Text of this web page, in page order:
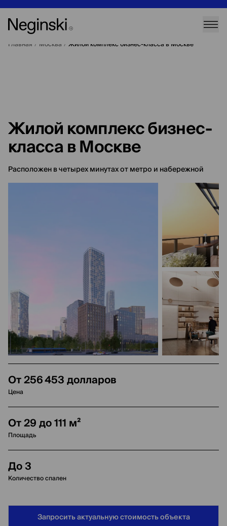
Главная / Москва / Жилой комплекс бизнес-класса в Москве
Жилой комплекс бизнес-
класса в Москве
Расположен в четырех минутах от метро и набережной
От 256 453 долларов
Цена
От 29 до 111 м²
Площадь
До 3
Количество спален
Запросить актуальную стоимость объекта